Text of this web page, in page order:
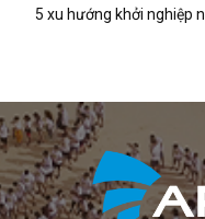
5 xu hướng khởi nghiệp